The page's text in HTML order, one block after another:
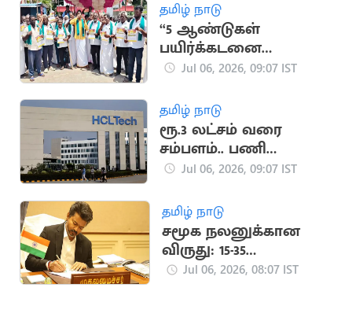
தமிழ் நாடு
“5 ஆண்டுகள்
பயிர்க்கடனை
முழுமையாக
வேண்டும்”..
விவசாயிகள்
கோரிக்கை
Jul 06, 2026, 09:07 IST
தமிழ் நாடு
ரூ.3 லட்சம் வரை
சம்பளம்.. பணி
அனுபவம்
Jul 06, 2026, 09:07 IST
தமிழ் நாடு
சமூக நலனுக்கான
விருது: 15-35
வயதுடையோர்
Jul 06, 2026, 08:07 IST